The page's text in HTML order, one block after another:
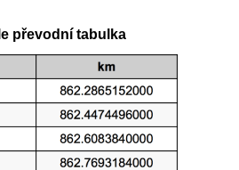
převodní tabulka